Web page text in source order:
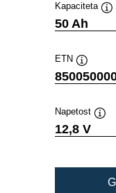
Kapaciteta
50 Ah
ETN
Namig
Napetost
12,8 V